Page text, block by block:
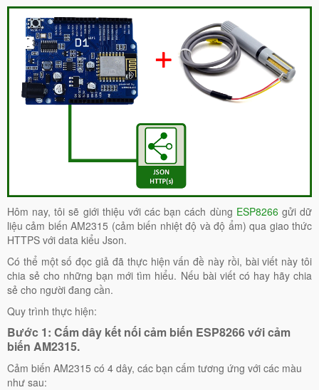
Hôm nay, tôi sẽ giới thiệu với các bạn cách dùng ESP8266 gửi dữ
liệu cảm biến AM2315 (cảm biến nhiệt độ và độ ẩm) qua giao thức
HTTPS với data kiểu Json.
Có thể một số đọc giả đã thực hiện vấn đề này rồi, bài viết này tôi
chia sẻ cho những bạn mới tìm hiểu. Nếu bài viết có hay hãy chia
sẻ cho người đang cần.
Quy trình thực hiện:
Bước 1: Cấm dây kết nối cảm biến ESP8266 với cảm
biến AM2315.
Cảm biến AM2315 có 4 dây, các bạn cấm tương ứng với các màu
như sau: